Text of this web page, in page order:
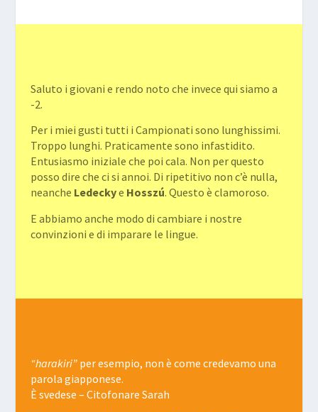
Saluto i giovani e rendo noto che invece qui siamo a
-2.
Per i miei gusti tutti i Campionati sono lunghissimi.
Troppo lunghi. Praticamente sono infastidito.
Entusiasmo iniziale che poi cala. Non per questo
posso dire che ci si annoi. Di ripetitivo non c’è nulla,
neanche Ledeckye Hosszú. Questo è clamoroso.
E abbiamo anche modo di cambiare i nostre
convinzioni e di imparare le lingue.
“harakiri”per esempio, non è come credevamo una
parola giapponese.
È svedese – Citofonare Sarah